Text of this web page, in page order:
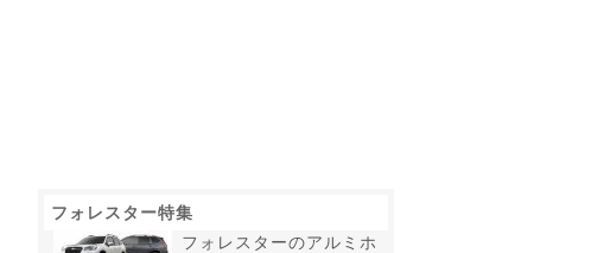
フォレスター特集
フォレスターのアルミホ